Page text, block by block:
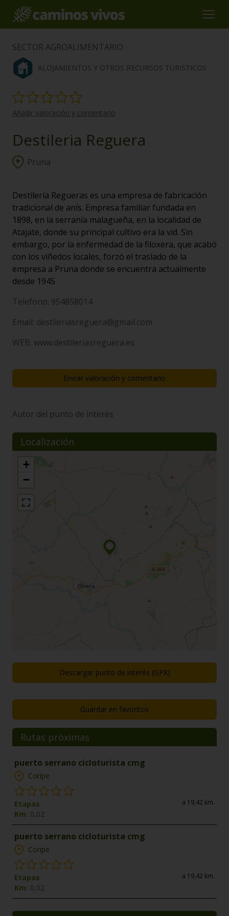
SECTOR AGROALIMENTARIO
ALOJAMIENTOS Y OTROS RECURSOS TURISTICOS
Añadir valoración y comentario
Destileria Reguera
Pruna
Destilería Regueras es una empresa de fabricación
tradicional de anís. Empresa familiar fundada en
1898, en la serranía malagueña, en la localidad de
Atajate, donde su principal cultivo era la vid. Sin
embargo, por la enfermedad de la filoxera, que acabó
con los viñedos locales, forzó el traslado de la
empresa a Pruna donde se encuentra actualmente
desde 1945
Telefono: 954858014
Email: destileriasreguera@gmail.com
WEB: www.destileriasreguera.es
Enviar valoración y comentario
Autor del punto de interés
Localización
+
−
Descargar punto de interés (GPX)
Guardar en favoritos
Rutas próximas
puerto serrano cicloturista cmg
Coripe
Etapas
Km: 0,02
a 19,42 km.
puerto serrano cicloturista cmg
Coripe
Etapas
Km: 0,02
a 19,42 km.